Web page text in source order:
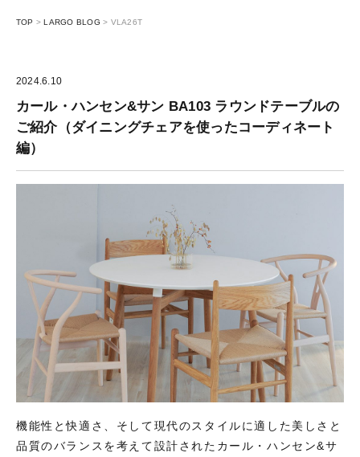
TOP > LARGO BLOG > VLA26T
2024.6.10
カール・ハンセン&サン BA103 ラウンドテーブルの
ご紹介（ダイニングチェアを使ったコーディネート
編）
機能性と快適さ、そして現代のスタイルに適した美しさと
品質のバランスを考えて設計されたカール・ハンセン&サ